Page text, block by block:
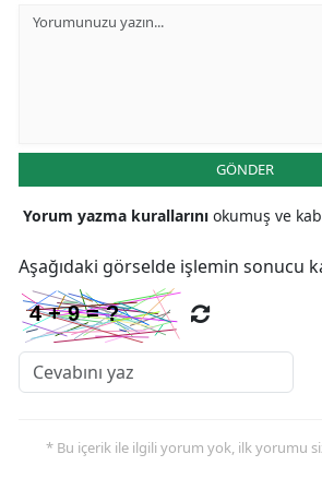
GÖNDER
Yorum yazma kurallarını okumuş ve
Aşağıdaki görselde işlemin sonucu
* Bu içerik ile ilgili yorum yok, ilk yorumu